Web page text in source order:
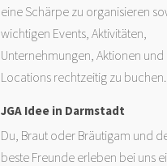
eine Schärpe zu organisieren
wichtigen Events, Aktivitäten,
Unternehmungen, Aktionen und
Locations rechtzeitig zu buchen.
JGA Idee in Darmstadt
Du, Braut oder Bräutigam und
beste Freunde erleben bei uns